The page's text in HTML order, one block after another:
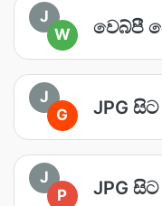
J
W
වෙබ්පී
J
G
JPG සිට
J
P
JPG සිට